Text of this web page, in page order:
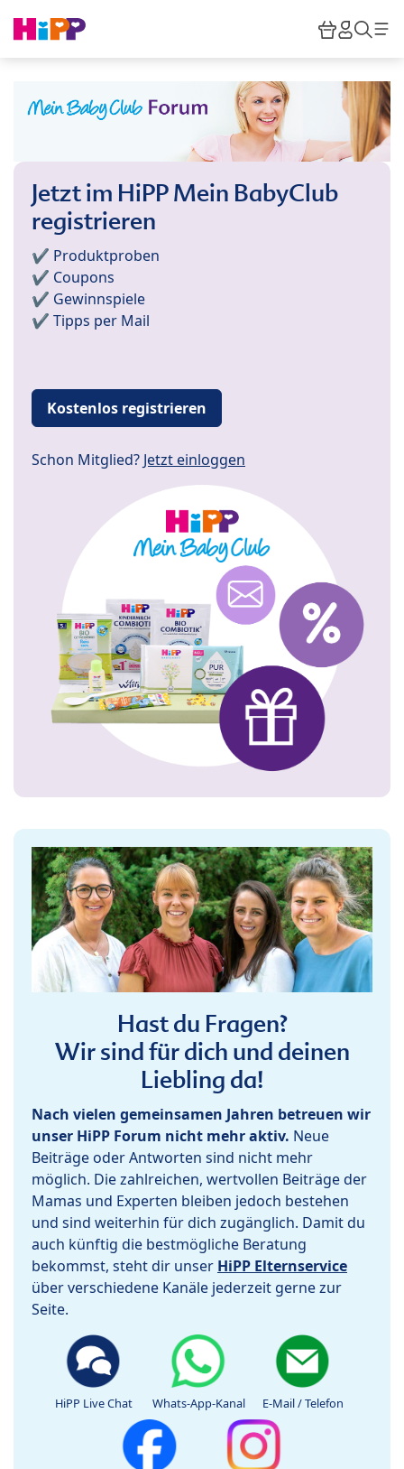
HiPP
Jetzt im HiPP Mein BabyClub
registrieren
✔️ Produktproben
✔️ Coupons
✔️ Gewinnspiele
✔️ Tipps per Mail
Kostenlos registrieren
Schon Mitglied? Jetzt einloggen
Hast du Fragen?
Wir sind für dich und deinen
Liebling da!
Nach vielen gemeinsamen Jahren betreuen wir
unser HiPP Forum nicht mehr aktiv. Neue
Beiträge oder Antworten sind nicht mehr
möglich. Die zahlreichen, wertvollen Beiträge der
Mamas und Experten bleiben jedoch bestehen
und sind weiterhin für dich zugänglich. Damit du
auch künftig die bestmögliche Beratung
bekommst, steht dir unser HiPP Elternservice
über verschiedene Kanäle jederzeit gerne zur
Seite.
HiPP Live Chat Whats-App-Kanal E-Mail / Telefon